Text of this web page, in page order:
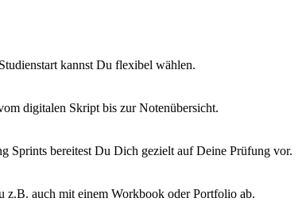
kannst Du flexibel wählen.
digitalen Skript bis zur Notenübersicht.
Sprints bereitest Du Dich gezielt auf Deine Prüfung vor.
z.B. auch mit einem Workbook oder Portfolio ab.